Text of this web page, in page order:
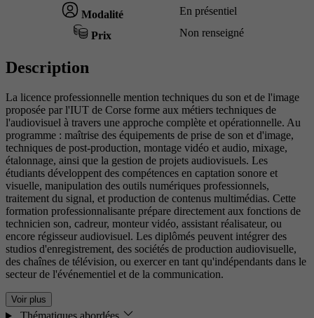
Modalité En présentiel
Prix Non renseigné
Description
La licence professionnelle mention techniques du son et de l'image
proposée par l'IUT de Corse forme aux métiers techniques de
l'audiovisuel à travers une approche complète et opérationnelle. Au
programme : maîtrise des équipements de prise de son et d'image,
techniques de post-production, montage vidéo et audio, mixage,
étalonnage, ainsi que la gestion de projets audiovisuels. Les
étudiants développent des compétences en captation sonore et
visuelle, manipulation des outils numériques professionnels,
traitement du signal, et production de contenus multimédias. Cette
formation professionnalisante prépare directement aux fonctions de
technicien son, cadreur, monteur vidéo, assistant réalisateur, ou
encore régisseur audiovisuel. Les diplômés peuvent intégrer des
studios d'enregistrement, des sociétés de production audiovisuelle,
des chaînes de télévision, ou exercer en tant qu'indépendants dans le
secteur de l'événementiel et de la communication.
Voir plus